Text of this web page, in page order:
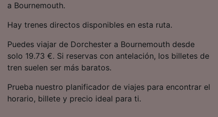
a Bournemouth.
Hay trenes directos disponibles en esta ruta.
Puedes viajar de Dorchester a Bournemouth desde
solo 19.73 €. Si reservas con antelación, los billetes de
tren suelen ser más baratos.
Prueba nuestro planificador de viajes para encontrar el
horario, billete y precio ideal para ti.